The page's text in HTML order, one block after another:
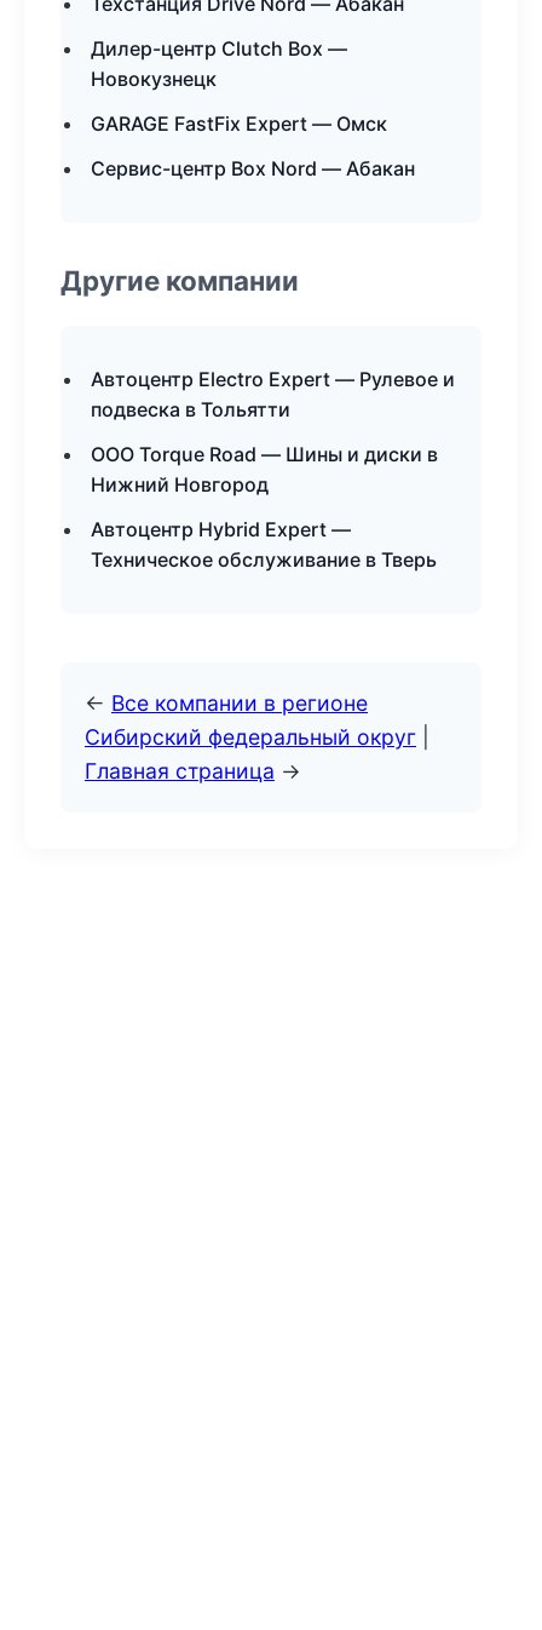
Дилер-центр Clutch Box —
Новокузнецк
GARAGE FastFix Expert — Омск
Сервис-центр Box Nord — Абакан
Другие компании
Автоцентр Electro Expert — Рулевое и
подвеска в Тольятти
ООО Torque Road — Шины и диски в
Нижний Новгород
Автоцентр Hybrid Expert —
Техническое обслуживание в Тверь
← Все компании в регионе
Сибирский федеральный округ
Главная страница →